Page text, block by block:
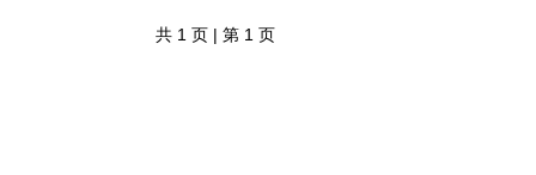
共 1 页 | 第 1 页